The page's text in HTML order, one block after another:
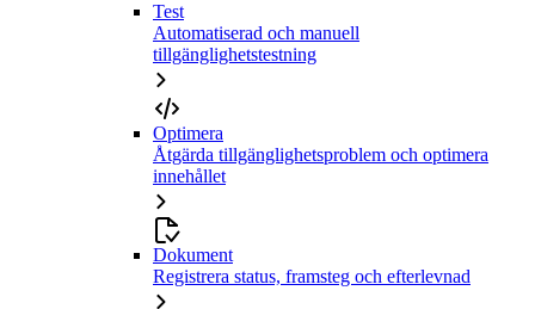
Test
Automatiserad och manuell
tillgänglighetstestning
Optimera
Åtgärda tillgänglighetsproblem och optimera
innehållet
Dokument
Registrera status, framsteg och efterlevnad